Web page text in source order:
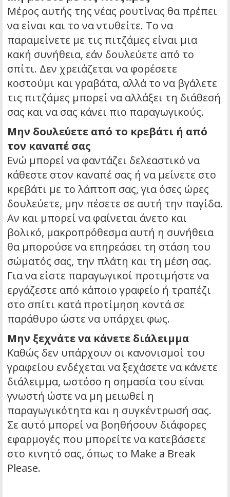
Μέρος αυτής της νέας ρουτίνας θα πρέπει
να είναι και το να ντυθείτε. Το να
παραμείνετε με τις πιτζάμες είναι μια
κακή συνήθεια, εάν δουλεύετε από το
σπίτι. Δεν χρειάζεται να φορέσετε
κοστούμι και γραβάτα, αλλά το να βγάλετε
τις πιτζάμες μπορεί να αλλάξει τη διάθεσή
σας και να σας κάνει πιο παραγωγικούς.
Μην δουλεύετε από το κρεβάτι ή από
τον καναπέ σας
Ενώ μπορεί να φαντάζει δελεαστικό να
κάθεστε στον καναπέ σας ή να μείνετε στο
κρεβάτι με το λάπτοπ σας, για όσες ώρες
δουλεύετε, μην πέσετε σε αυτή την παγίδα.
Αν και μπορεί να φαίνεται άνετο και
βολικό, μακροπρόθεσμα αυτή η συνήθεια
θα μπορούσε να επηρεάσει τη στάση του
σώματός σας, την πλάτη και τη μέση σας.
Για να είστε παραγωγικοί προτιμήστε να
εργάζεστε από κάποιο γραφείο ή τραπέζι
στο σπίτι κατά προτίμηση κοντά σε
παράθυρο ώστε να υπάρχει φως.
Μην ξεχνάτε να κάνετε διάλειμμα
Καθώς δεν υπάρχουν οι κανονισμοί του
γραφείου ενδέχεται να ξεχάσετε να κάνετε
διάλειμμα, ωστόσο η σημασία του είναι
γνωστή ώστε να μη μειωθεί η
παραγωγικότητα και η συγκέντρωσή σας.
Σε αυτό μπορεί να βοηθήσουν διάφορες
εφαρμογές που μπορείτε να κατεβάσετε
στο κινητό σας, όπως το Make a Break
Please.